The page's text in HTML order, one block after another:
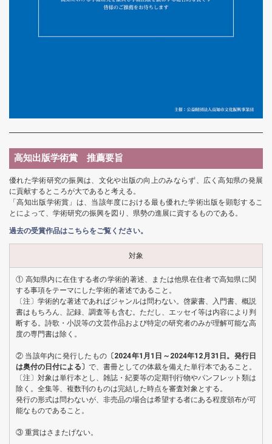
高知出版学術賞 推薦要旨
優れた学術研究の振興は、文化や出版の向上のみならず、広く高知県の発展
に貢献するところが大であると考える。
「高知出版学術賞」は、当該年度における最も優れた学術出版を顕彰するこ
とによって、学術研究の振興を図り、県勢の進展に資するものである。
過去の受賞作品はこちらをご覧ください。
対象
① 高知県内に在住する者の学術的著述、または他県在住者で高知県に関
する事項をテーマにした学術的著述であること。
〔注〕学術的な著述であればジャンルは問わない。啓蒙書、入門書、概説
書はもちろん、記録、調査等も含む。ただし、エッセイ等は内容により判
断する。詩歌・小説等の文芸作品および特定の研究者のみが理解可能な高
度の専門書は除く。
② 当該年内に発行したもの 〔2024年1月1日～2024年12月31日。発行日
は奥付の日付による〕 で、書冊としての体裁を備えた単行本であること。
〔注〕対象は単行本とし、雑誌・紀要等の定期刊行物やパンフレット類は
除く。全集等、複数刊のものは完結した時点を審査対象とする。
発行の形式は問わないが、非売品の場合は希望する者にある程度頒布が可
能なものであること。
③ 重賞はさまたげない。